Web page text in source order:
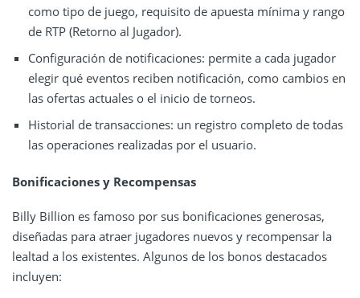
como tipo de juego, requisito de apuesta mínima y rango
de RTP (Retorno al Jugador).
Configuración de notificaciones: permite a cada jugador
elegir qué eventos reciben notificación, como cambios en
las ofertas actuales o el inicio de torneos.
Historial de transacciones: un registro completo de todas
las operaciones realizadas por el usuario.
Bonificaciones y Recompensas
Billy Billion es famoso por sus bonificaciones generosas,
diseñadas para atraer jugadores nuevos y recompensar la
lealtad a los existentes. Algunos de los bonos destacados
incluyen: